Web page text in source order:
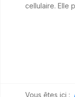
cellulaire. Elle
Vous êtes ici :